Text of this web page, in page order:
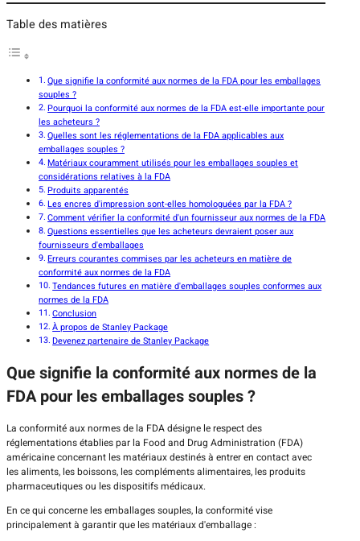
Table des matières
Que signifie la conformité aux normes de la FDA pour les emballages
souples ?
Pourquoi la conformité aux normes de la FDA est-elle importante pour
les acheteurs ?
Quelles sont les réglementations de la FDA applicables aux
emballages souples ?
Matériaux couramment utilisés pour les emballages souples et
considérations relatives à la FDA
Produits apparentés
Les encres d'impression sont-elles homologuées par la FDA ?
Comment vérifier la conformité d'un fournisseur aux normes de la FDA
Questions essentielles que les acheteurs devraient poser aux
fournisseurs d'emballages
Erreurs courantes commises par les acheteurs en matière de
conformité aux normes de la FDA
Tendances futures en matière d'emballages souples conformes aux
normes de la FDA
Conclusion
À propos de Stanley Package
Devenez partenaire de Stanley Package
Que signifie la conformité aux normes de la
FDA pour les emballages souples ?
La conformité aux normes de la FDA désigne le respect des
réglementations établies par la Food and Drug Administration (FDA)
américaine concernant les matériaux destinés à entrer en contact avec
les aliments, les boissons, les compléments alimentaires, les produits
pharmaceutiques ou les dispositifs médicaux.
En ce qui concerne les emballages souples, la conformité vise
principalement à garantir que les matériaux d'emballage :